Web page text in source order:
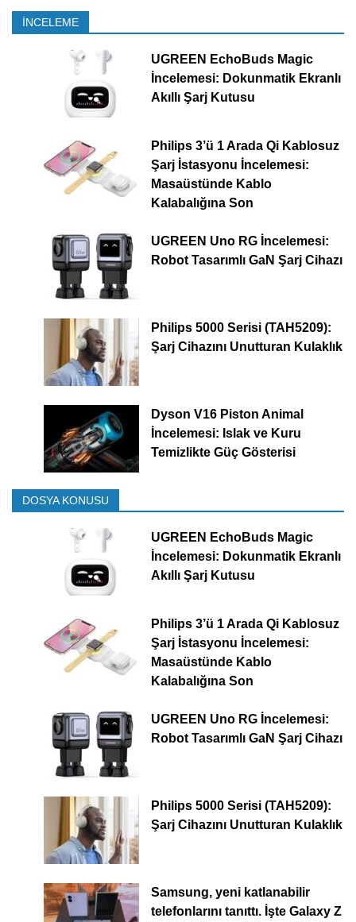
İNCELEME
UGREEN EchoBuds Magic
İncelemesi: Dokunmatik Ekranlı
Akıllı Şarj Kutusu
Philips 3’ü 1 Arada Qi Kablosuz
Şarj İstasyonu İncelemesi:
Masaüstünde Kablo
Kalabalığına Son
UGREEN Uno RG İncelemesi:
Robot Tasarımlı GaN Şarj Cihazı
Philips 5000 Serisi (TAH5209):
Şarj Cihazını Unutturan Kulaklık
Dyson V16 Piston Animal
İncelemesi: Islak ve Kuru
Temizlikte Güç Gösterisi
DOSYA KONUSU
UGREEN EchoBuds Magic
İncelemesi: Dokunmatik Ekranlı
Akıllı Şarj Kutusu
Philips 3’ü 1 Arada Qi Kablosuz
Şarj İstasyonu İncelemesi:
Masaüstünde Kablo
Kalabalığına Son
UGREEN Uno RG İncelemesi:
Robot Tasarımlı GaN Şarj Cihazı
Philips 5000 Serisi (TAH5209):
Şarj Cihazını Unutturan Kulaklık
Samsung, yeni katlanabilir
telefonlarını tanıttı. İşte Galaxy Z